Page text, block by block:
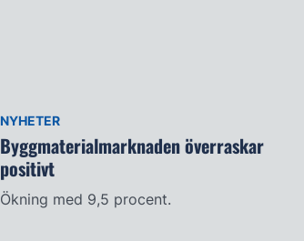
NYHETER
Byggmaterialmarknaden överraskar
positivt
Ökning med 9,5 procent.